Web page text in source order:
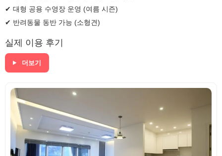
✔ 대형 공용 수영장 운영 (여름 시즌)
✔ 반려동물 동반 가능 (소형견)
실제 이용 후기
더보기